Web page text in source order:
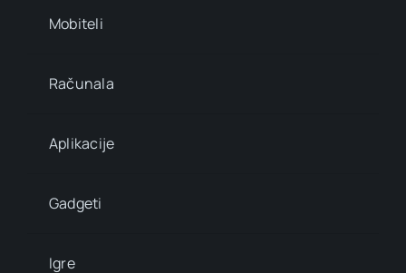
Mobiteli
Računala
Aplikacije
Gadgeti
Igre